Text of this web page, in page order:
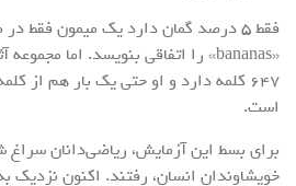
فقط ۵ درصد گمان دارد یک میمون فقط
۶۴۷ کلمه دارد و او حتی یک‌ بار هم از
است.
برای بسط این آزمایش، ریاضی‌دانان سراغ